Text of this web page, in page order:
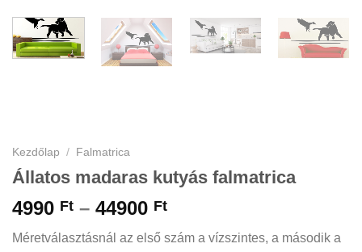
Kezdőlap / Falmatrica
Állatos madaras kutyás falmatrica
4990 Ft – 44900 FtÁrtartomány:
4990 Ft
-
Méretválasztásnál az első szám a vízszintes, a második a